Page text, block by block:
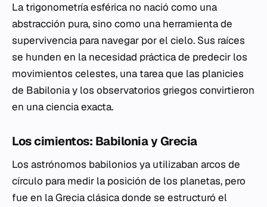
La trigonometría esférica no nació como una
abstracción pura, sino como una herramienta de
supervivencia para navegar por el cielo. Sus raíces
se hunden en la necesidad práctica de predecir los
movimientos celestes, una tarea que las planicies
de Babilonia y los observatorios griegos convirtieron
en una ciencia exacta.
Los cimientos: Babilonia y Grecia
Los astrónomos babilonios ya utilizaban arcos de
círculo para medir la posición de los planetas, pero
fue en la Grecia clásica donde se estructuró el